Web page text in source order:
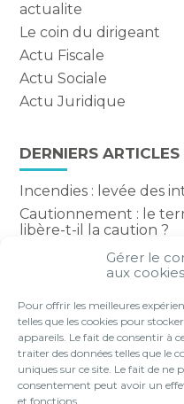
Gérer le
aux cookies
Pour offrir les meilleures
telles que les cookies pour
appareils. Le fait de consentir à
traiter des données telles que le
uniques sur ce site. Le fait de ne
consentement peut avoir un
et fonctions.
actualite
Le coin du dirigeant
Actu Fiscale
Actu Sociale
Actu Juridique
DERNIERS ARTICLES
Incendies : levée des
Cautionnement : le
libère-t-il la caution ?
Transport fluvial de
financière bienvenue
comptent-elles ?